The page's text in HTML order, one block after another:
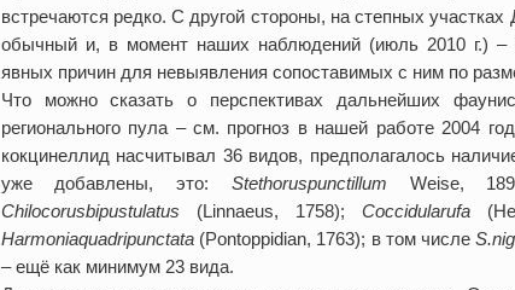
встречаются редко. С другой стороны, на степных
обычный и, в момент наших наблюдений (июль 2010 г.) –
явных причин для невыявления сопоставимых с ним по
Что можно сказать о перспективах дальнейших
регионального пула – см. прогноз в нашей работе 2004
кокцинеллид насчитывал 36 видов, предполагалось
уже добавлены, это: Stethoruspunctillum Weise,
Chilocorusbipustulatus (Linnaeus, 1758);Coccidularufa
Harmoniaquadripunctata(Pontoppidian, 1763); в том числеS.
– ещё как минимум 23 вида.